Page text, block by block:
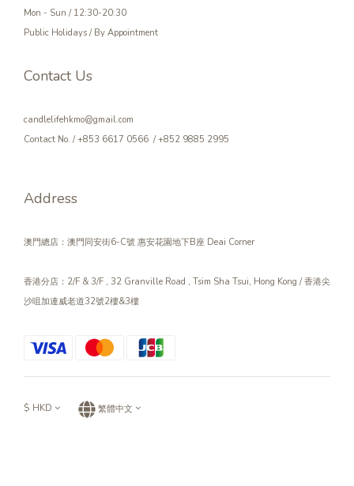
Mon - Sun / 12:30-20:30
Public Holidays / By Appointment
Contact Us
candlelifehkmo@gmail.com
Contact No. / +853 6617 0566 / +852 9885 2995
Address
澳門總店：澳門同安街6-C號 惠安花園地下B座 Deai Corner
香港分店：2/F & 3/F , 32 Granville Road , Tsim Sha Tsui, Hong Kong / 香港尖
沙咀加連威老道32號2樓&3樓
$ HKD 繁體中文